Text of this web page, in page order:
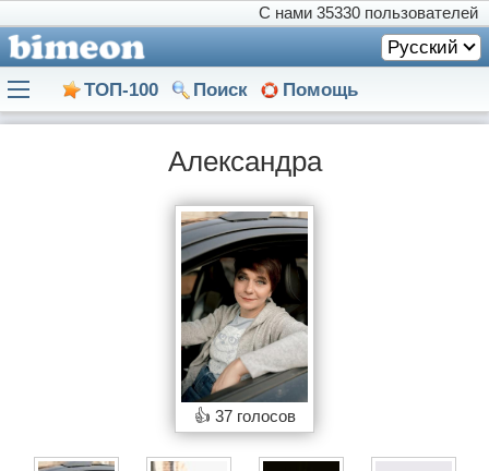
С нами 35330 пользователей
Русский
ТОП-100 Поиск Помощь
Александра
👍 37 голосов